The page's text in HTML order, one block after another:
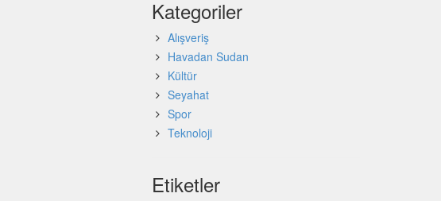
Kategoriler
Alışveriş
Havadan Sudan
Kültür
Seyahat
Spor
Teknoloji
Etiketler